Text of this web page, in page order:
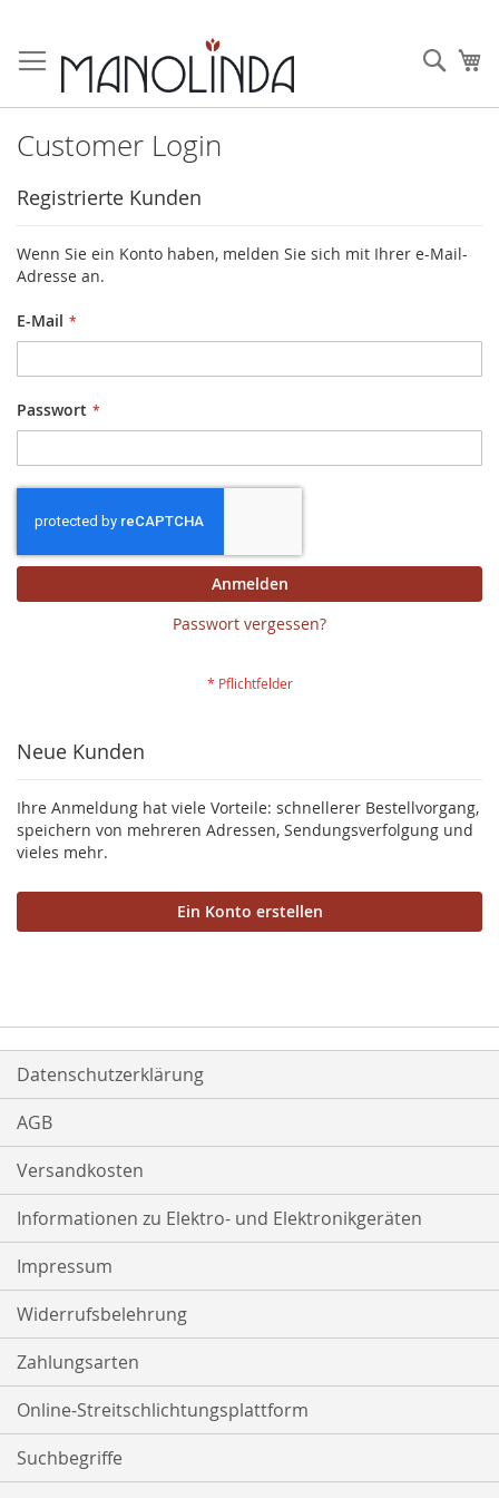
Inhalt
springen
Customer Login
Registrierte Kunden
Wenn Sie ein Konto haben, melden Sie sich mit Ihrer e-Mail-
Adresse an.
E-Mail
Passwort
Anmelden
Passwort vergessen?
Neue Kunden
Ihre Anmeldung hat viele Vorteile: schnellerer Bestellvorgang,
speichern von mehreren Adressen, Sendungsverfolgung und
vieles mehr.
Ein Konto erstellen
Datenschutzerklärung
AGB
Versandkosten
Informationen zu Elektro- und Elektronikgeräten
Impressum
Widerrufsbelehrung
Zahlungsarten
Online-Streitschlichtungsplattform
Suchbegriffe